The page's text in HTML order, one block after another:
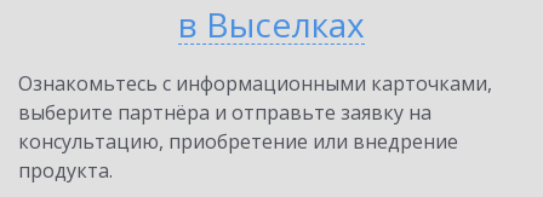
в Выселках
Ознакомьтесь с информационными карточками,
выберите партнёра и отправьте заявку на
консультацию, приобретение или внедрение
продукта.